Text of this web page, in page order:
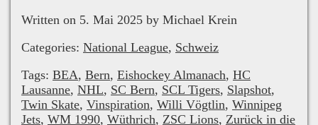
Written on 5. Mai 2025 by Michael Krein
Categories: National League, Schweiz
Tags: BEA, Bern, Eishockey Almanach, HC
Lausanne, NHL, SC Bern, SCL Tigers, Slapshot,
Twin Skate, Vinspiration, Willi Vögtlin, Winnipeg
Jets, WM 1990, Wüthrich, ZSC Lions, Zurück in die